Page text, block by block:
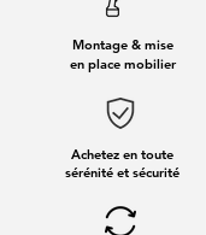
Montage & mise
en place mobilier
Achetez en toute
sérénité et sécurité